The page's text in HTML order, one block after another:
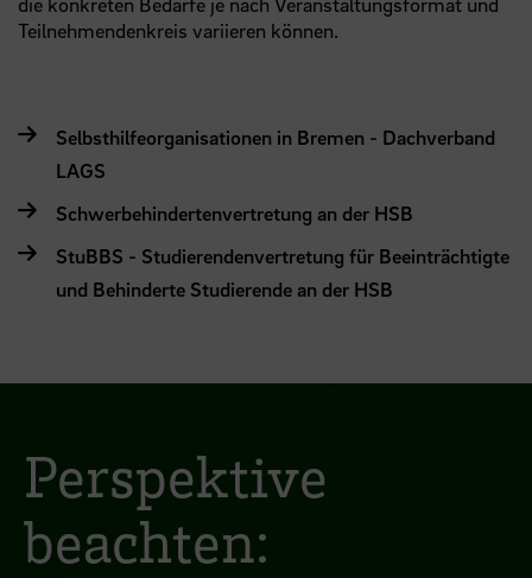
Teilnehmendenkreis variieren können.
Selbsthilfeorganisationen in Bremen - Dachverband
LAGS
Schwerbehindertenvertretung an der HSB
StuBBS - Studierendenvertretung für Beeinträchtigte
und Behinderte Studierende an der HSB
Perspektive
beachten: